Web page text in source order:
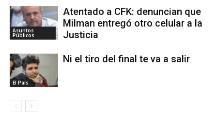
Asuntos
Públicos
Atentado a CFK: denuncian que
Milman entregó otro celular a la
Justicia
El País
Ni el tiro del final te va a salir